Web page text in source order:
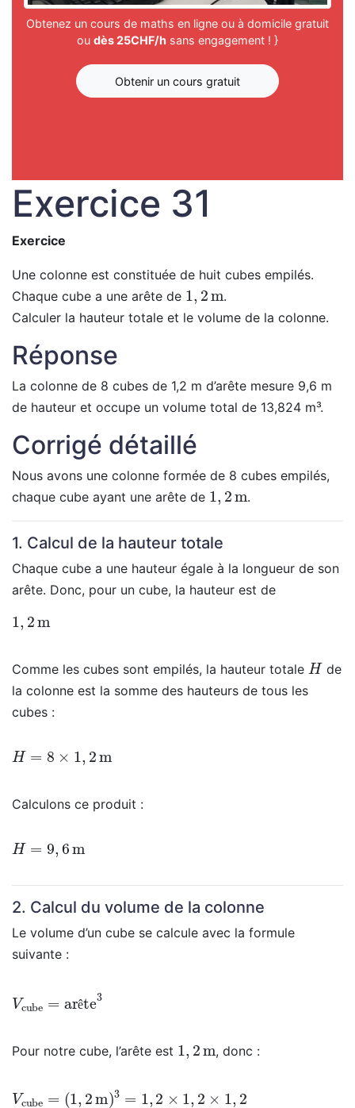
Obtenez un cours de maths en ligne ou à domicile gratuit
ou dès 25CHF/h sans engagement ! }
Obtenir un cours gratuit
Exercice 31
Exercice
Une colonne est constituée de huit cubes empilés.
Chaque cube a une arête de 1, 2m
.
Calculer la hauteur totale et le volume de la colonne.
Réponse
La colonne de 8 cubes de 1,2 m d’arête mesure 9,6 m
de hauteur et occupe un volume total de 13,824 m³.
Corrigé détaillé
Nous avons une colonne formée de 8 cubes empilés,
chaque cube ayant une arête de 1 2m .
1. Calcul de la hauteur totale
Chaque cube a une hauteur égale à la longueur de son
arête. Donc, pour un cube, la hauteur est de
1 2m
Comme les cubes sont empilés, la hauteur totale Hde
la colonne est la somme des hauteurs de tous les
cubes :
H= 8 ×1 ,2 m
Calculons ce produit :
H= 9, 6m
2. Calcul du volume de la colonne
Le volume d’un cube se calcule avec la formule
suivante :
ê
Vcube arête
Pour notre cube, l’arête est 1 2m , donc :
cube= (1 2m = ,2 1, 2× 2